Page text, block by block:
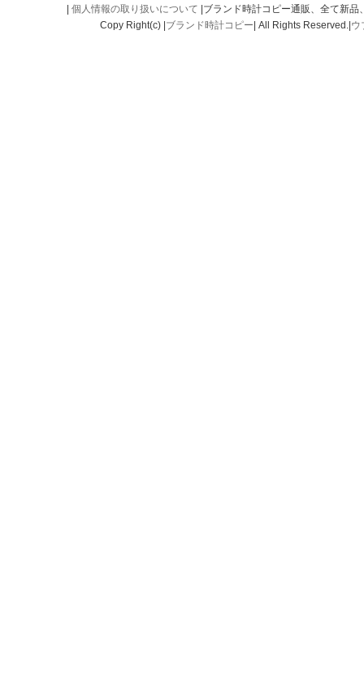
個人情報の取り扱いについて |ブランド時計コピー通販、全て新
Copy Right(c) | ブランド時計コピー | All Rights Reserved.| ウ